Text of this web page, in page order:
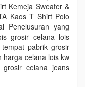
Kemeja Sweater &
Kaos T Shirt Polo
Penelusuran yang
grosir celana lois
pabrik grosir
harga celana lois kw
celana jeans